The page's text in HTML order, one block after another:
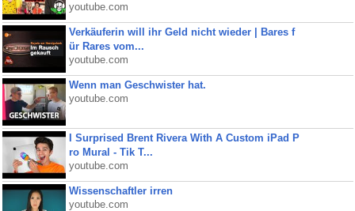
youtube.com
Verkäuferin will ihr Geld nicht wieder | Bares f
ür Rares vom...
youtube.com
Wenn man Geschwister hat.
youtube.com
I Surprised Brent Rivera With A Custom iPad P
ro Mural - Tik T...
youtube.com
Wissenschaftler irren
youtube.com